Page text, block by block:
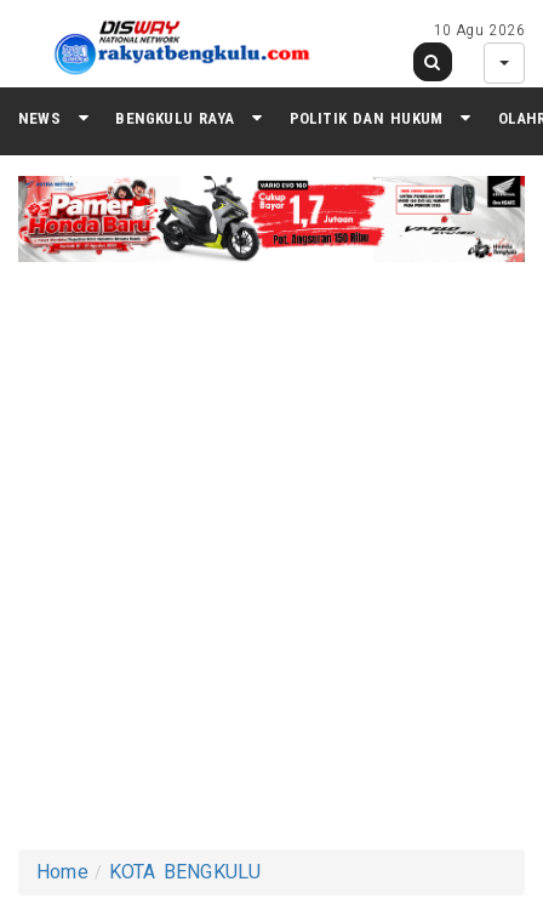
10 Agu 2026
NEWS BENGKULU RAYA POLITIK DAN HUKUM
Home KOTA BENGKULU